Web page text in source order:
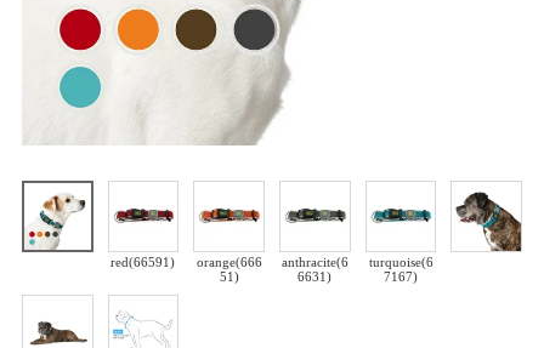
red(66591)
orange(666
51)
anthracite(6
6631)
turquoise(6
7167)